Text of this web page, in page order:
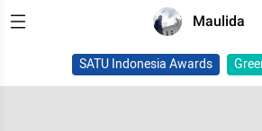
Maulida
SATU Indonesia Awards